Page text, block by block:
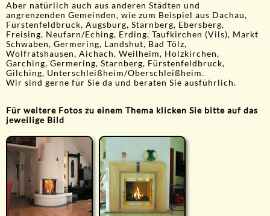
Aber natürlich auch aus anderen Städten und
angrenzenden Gemeinden, wie zum Beispiel aus Dachau,
Fürstenfeldbruck, Augsburg, Starnberg, Ebersberg,
Freising, Neufarn/Eching, Erding, Taufkirchen (Vils), Markt
Schwaben, Germering, Landshut, Bad Tölz,
Wolfratshausen, Aichach, Weilheim, Holzkirchen,
Garching, Germering, Starnberg, Fürstenfeldbruck,
Gilching, Unterschleißheim/Oberschleißheim.
Wir sind gerne für Sie da und beraten Sie ausführlich.
Für weitere Fotos zu einem Thema klicken Sie bitte auf das
jeweilige Bild